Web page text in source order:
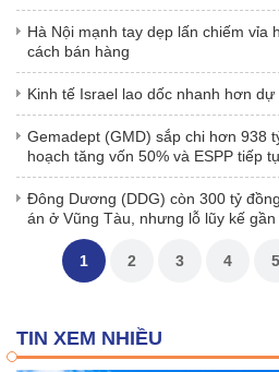
Hà Nội mạnh tay dẹp lấn chiếm vỉa
cách bán hàng
Kinh tế Israel lao dốc nhanh hơn dự
Gemadept (GMD) sắp chi hơn 938
hoạch tăng vốn 50% và ESPP tiếp
Đông Dương (DDG) còn 300 tỷ
án ở Vũng Tàu, nhưng lỗ lũy kế
nêu ngoại trừ
1
2 3 4 5
TIN XEM NHIỀU